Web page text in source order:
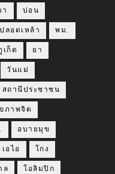
า บ่อน
ปลอดเหล้า พม.
เก็ต ยา
วันแม่
สถานีประชาชน
ภาพจิต
อบายมุข
เอไอ โกง
ล โอลิมปิก